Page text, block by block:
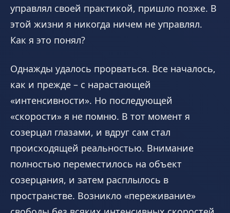
управлял своей практикой, пришло позже. В
этой жизни я никогда ничем не управлял.
Как я это понял?
Однажды удалось прорваться. Все началось,
как и прежде – с нарастающей
«интенсивности». Но последующей
«скорости» я не помню. В тот момент я
созерцал глазами, и вдруг сам стал
происходящей реальностью. Внимание
полностью переместилось на объект
созерцания, и затем расплылось в
пространстве. Возникло «переживание»